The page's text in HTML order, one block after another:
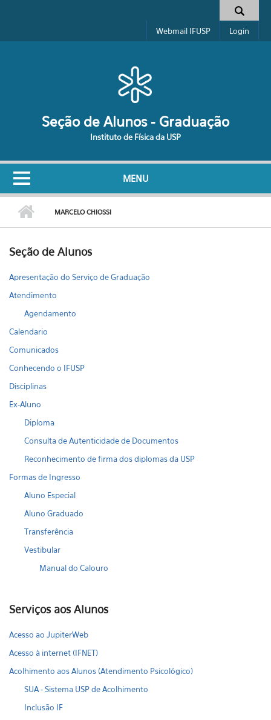
Formulário de busca
Webmail IFUSP Login
Seção de Alunos - Graduação
Instituto de Física da USP
MENU
MARCELO CHIOSSI
Seção de Alunos
Apresentação do Serviço de Graduação
Atendimento
Agendamento
Calendario
Comunicados
Conhecendo o IFUSP
Disciplinas
Ex-Aluno
Diploma
Consulta de Autenticidade de Documentos
Reconhecimento de firma dos diplomas da USP
Formas de Ingresso
Aluno Especial
Aluno Graduado
Transferência
Vestibular
Manual do Calouro
Serviços aos Alunos
Acesso ao JupiterWeb
Acesso à internet (IFNET)
Acolhimento aos Alunos (Atendimento Psicológico)
SUA - Sistema USP de Acolhimento
Inclusão IF